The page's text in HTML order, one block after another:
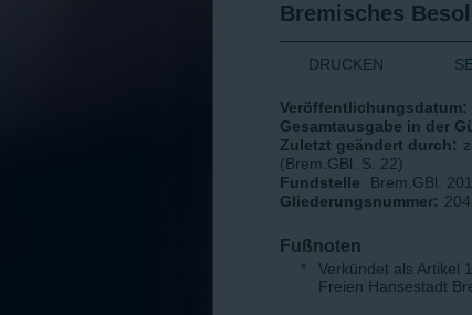
Bremisches
DRUCKEN
Veröffentlichungsdatum:
Gesamtausgabe in der
Zuletzt geändert durch:
(Brem.GBl. S. 22)
Fundstelle
Brem.GBl.
Gliederungsnummer:
Fußnoten
*
Verkündet als Artikel
Freien Hansestadt